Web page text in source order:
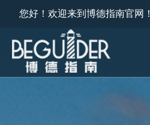
您好！欢迎来到博德指南官网！